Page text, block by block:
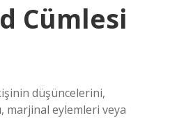
Cümlesi
düşüncelerini,
marjinal eylemleri veya